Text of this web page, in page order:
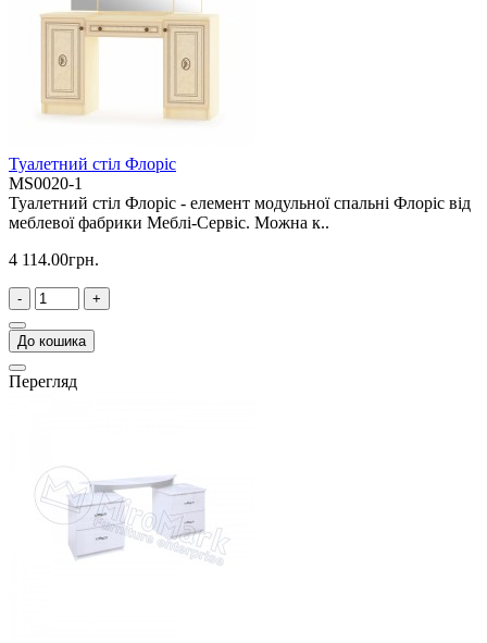
Туалетний стіл Флоріс
MS0020-1
Туалетний стіл Флоріс - елемент модульної спальні Флоріс від
меблевої фабрики Меблі-Сервіс. Можна к..
4 114.00грн.
- +
До кошика
Перегляд